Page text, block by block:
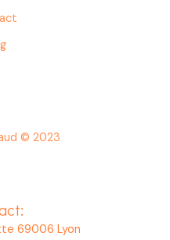
© 2023
69006 Lyon